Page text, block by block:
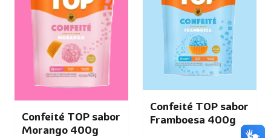
Confeité TOP sabor
Morango 400g
Confeité TOP sabor
Framboesa 400g